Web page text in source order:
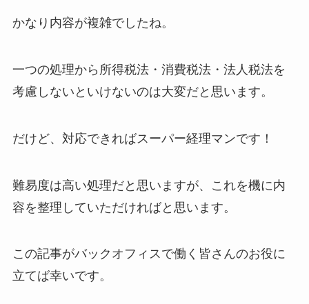
かなり内容が複雑でしたね。
一つの処理から所得税法・消費税法・法人税法を
考慮しないといけないのは大変だと思います。
だけど、対応できればスーパー経理マンです！
難易度は高い処理だと思いますが、これを機に内
容を整理していただければと思います。
この記事がバックオフィスで働く皆さんのお役に
立てば幸いです。